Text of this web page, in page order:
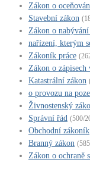
Zákon o
Stavební zákon
Zákon o
nařízení, kterým
Zákoník práce
Zákon o
Katastrální zákon
o provozu na
Živnostenský
Správní řád (500/
Obchodní zákoník
Branný zákon
Zákon o ochraně